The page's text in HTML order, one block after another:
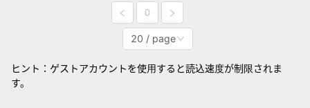
0
20 / page
ヒント：ゲストアカウントを使用すると読込速度が制限されま
す。